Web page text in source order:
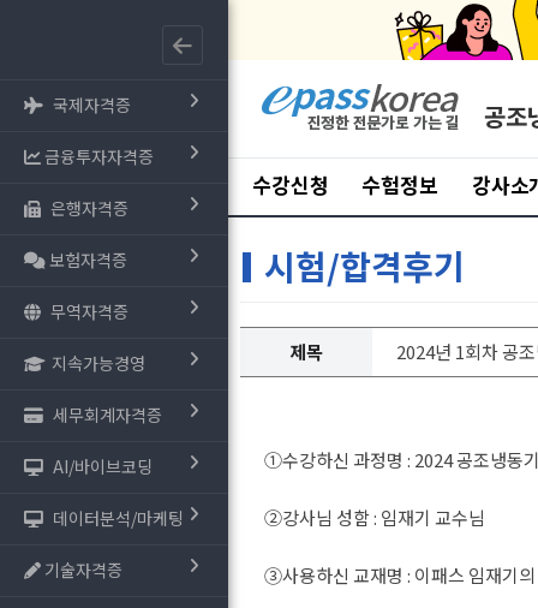
국제자격증
금융투자자격증
은행자격증
보험자격증
무역자격증
지속가능경영
세무회계자격증
AI/바이브코딩
데이터분석/마케팅
기술자격증
공조
수강신청 수험정보 강사소
시험/합격후기
제목 2024년 1회차 공
①수강하신 과정명 : 2024 공조냉동
②강사님 성함 : 임재기 교수님
③사용하신 교재명 : 이패스 임재기